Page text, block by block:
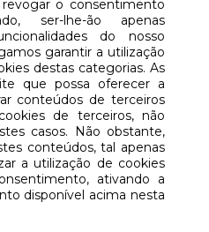
o consentimento
ser-lhe-ão apenas
do nosso
garantir a utilização
destas categorias. As
que possa oferecer a
conteúdos de terceiros
de terceiros, não
casos. Não obstante,
conteúdos, tal apenas
a utilização de cookies
ativando a
disponível acima nesta